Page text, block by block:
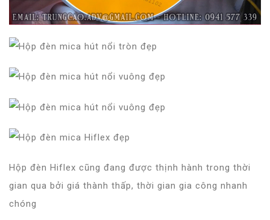
Hộp đèn Hiflex cũng đang được thịnh hành trong thời
gian qua bởi giá thành thấp, thời gian gia công nhanh
chóng